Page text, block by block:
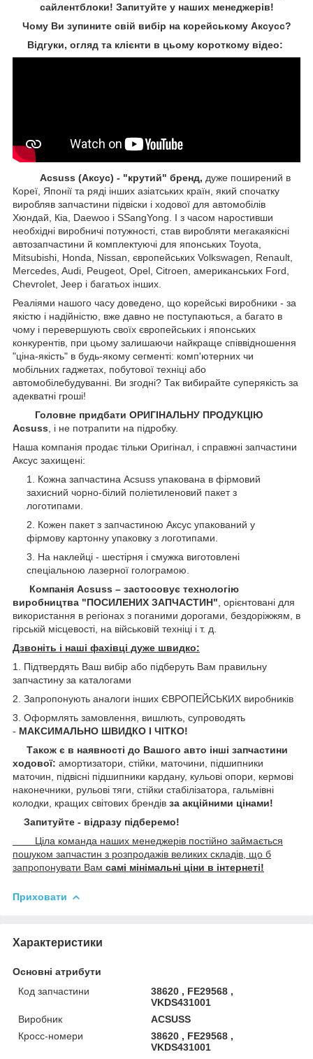
сайлентблоки! Запитуйте у наших менеджерів!
Чому Ви зупините свій вибір на корейському Аксусс?
Відгуки, огляд та клієнти в цьому короткому відео:
Acsuss (Аксус) - "крутий" бренд, дуже поширений в
Кореї, Японії та ряді інших азіатських країн, який спочатку
виробляв запчастини підвіски і ходової для автомобілів
Хюндай, Кіа, Daewoo і SSangYong. І з часом наростивши
необхідні виробничі потужності, став виробляти мегакаякісні
автозапчастини й комплектуючі для японських Toyota,
Mitsubishi, Honda, Nissan, європейських Volkswagen, Renault,
Mercedes, Audi, Peugeot, Opel, Citroen, американських Ford,
Chevrolet, Jeep і багатьох інших.
Реаліями нашого часу доведено, що корейські виробники - за
якістю і надійністю, вже давно не поступаються, а багато в
чому і перевершують своїх європейських і японських
конкурентів, при цьому залишаючи найкраще співвідношення
"ціна-якість" в будь-якому сегменті: комп'ютерних чи
мобільних гаджетах, побутової техніці або
автомобілебудуванні. Ви згодні? Так вибирайте суперякість за
адекватні гроші!
Головне придбати ОРИГІНАЛЬНУ ПРОДУКЦІЮ
Acsuss , і не потрапити на підробку.
Наша компанія продає тільки Оригінал, і справжні запчастини
Аксус захищені:
Кожна запчастина Acsuss упакована в фірмовий
захисний чорно-білий поліетиленовий пакет з
логотипами.
Кожен пакет з запчастиною Аксус упакований у
фірмову картонну упаковку з логотипами.
На наклейці - шестірня і смужка виготовлені
спеціальною лазерної голограмою.
Компанія Acsuss – застосовує технологію
виробництва "ПОСИЛЕНИХ ЗАПЧАСТИН" , орієнтовані для
використання в регіонах з поганими дорогами, бездоріжжям, в
гірській місцевості, на військовій техніці і т. д.
Дзвоніть і наші фахівці дуже швидко:
1. Підтвердять Ваш вибір або підберуть Вам правильну
запчастину за каталогами
2. Запропонують аналоги інших ЄВРОПЕЙСЬКИХ виробників
3. Оформлять замовлення, вишлють, супроводять
- МАКСИМАЛЬНО ШВИДКО І ЧІТКО!
Також є в наявності до Вашого авто інші запчастини
ходової: амортизатори, стійки, маточини, підшипники
маточин, підвісні підшипники кардану, кульові опори, кермові
наконечники, рульові тяги, стійки стабілізатора, гальмівні
колодки, кращих світових брендів за акційними цінами!
Запитуйте - відразу підберемо!
Ціла команда наших менеджерів постійно займається
пошуком запчастин з розпродажів великих складів, що б
запропонувати Вам самі мінімальні ціни в інтернеті!
Приховати
Характеристики
Основні атрибути
Код запчастини
38620 , FE29568 ,
VKDS431001
Виробник
ACSUSS
Кросс-номери
38620 , FE29568 ,
VKDS431001